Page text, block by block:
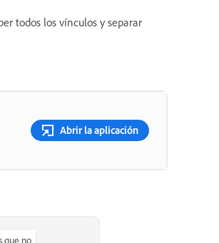
todos los vínculos y separar
Abrir la aplicación
que no